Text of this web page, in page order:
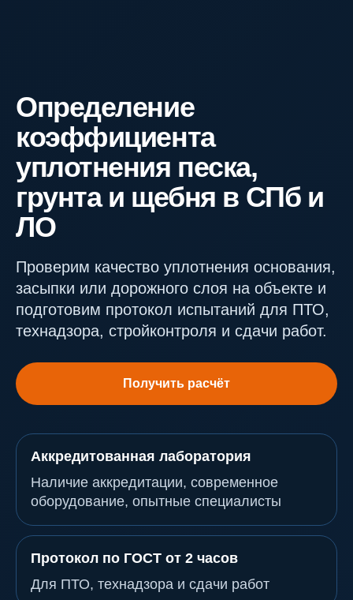
Определение
коэффициента
уплотнения песка,
грунта и щебня в СПб и
ЛО
Проверим качество уплотнения основания,
засыпки или дорожного слоя на объекте и
подготовим протокол испытаний для ПТО,
технадзора, стройконтроля и сдачи работ.
Получить расчёт
Аккредитованная лаборатория
Наличие аккредитации, современное
оборудование, опытные специалисты
Протокол по ГОСТ от 2 часов
Для ПТО, технадзора и сдачи работ